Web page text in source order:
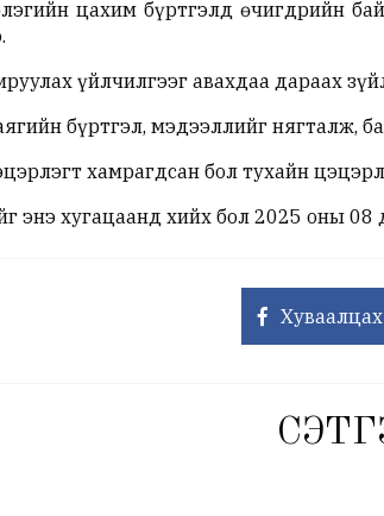
цахим бүртгэлд өчигдрийн
үйлчилгээг авахдаа дараах
бүртгэл, мэдээллийг нягталж,
хамрагдсан бол тухайн
энэ хугацаанд хийх бол 2025 оны
Хуваалцах